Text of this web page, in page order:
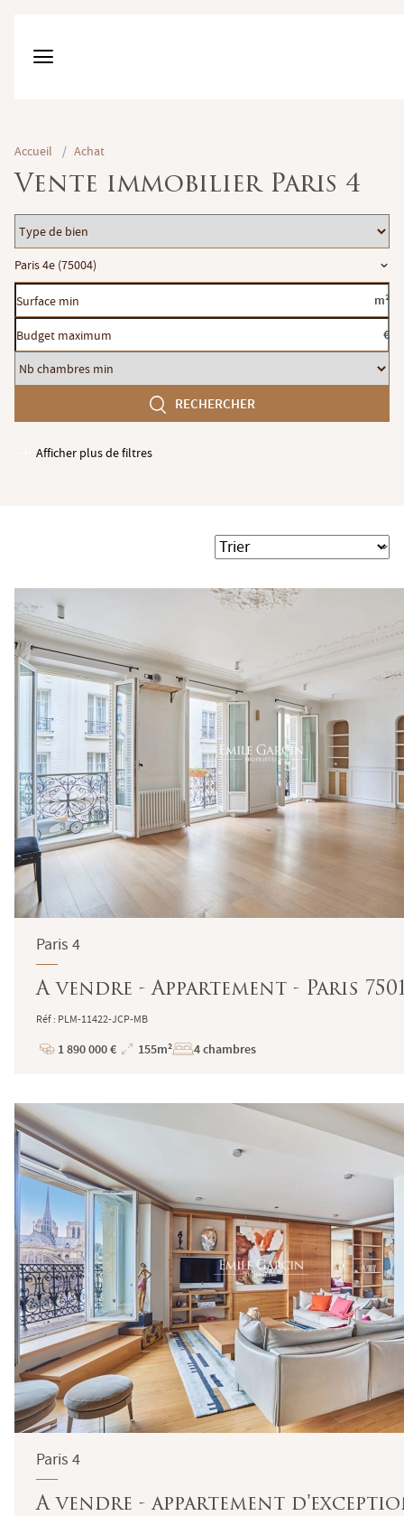
Accueil / Achat
Vente immobilier Paris 4
Type
de
bien
Localisation
Paris 4e (75004)
Surface
min
m²
Budget
maximum
€
Nb
chambres
RECHERCHER
Afficher plus de filtres
Garages / Parking
Terrasse
Jardin
Trier
Paris 4
A vendre - Appartement - Paris
Réf : PLM-11422-JCP-MB
Prix
1 890 000 €
Superficie
155m² 4 chambres
Paris 4
A vendre - appartement